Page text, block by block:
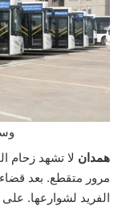
همدان لا تشهد زحام
مرور متقطع. بعد
الفريد لشوارعها.